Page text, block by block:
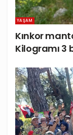
YAŞAM
Kınkor
Kilogramı 3